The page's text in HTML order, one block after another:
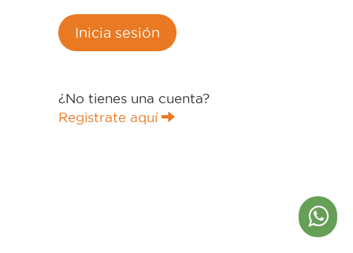
Inicia sesión
¿No tienes una cuenta?
Registrate aquí